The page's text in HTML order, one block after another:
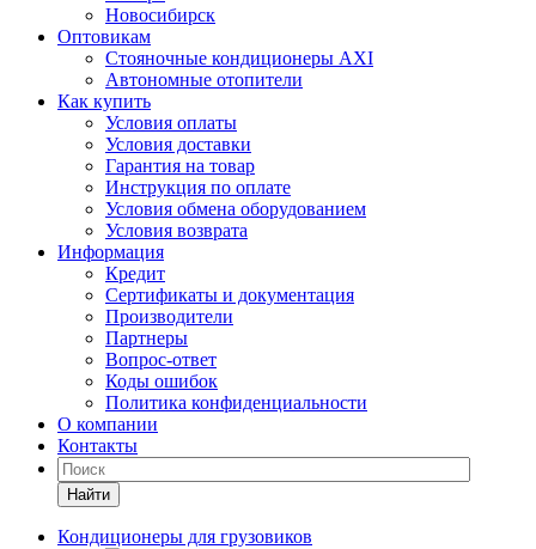
Новосибирск
Оптовикам
Стояночные кондиционеры AXI
Автономные отопители
Как купить
Условия оплаты
Условия доставки
Гарантия на товар
Инструкция по оплате
Условия обмена оборудованием
Условия возврата
Информация
Кредит
Сертификаты и документация
Производители
Партнеры
Вопрос-ответ
Коды ошибок
Политика конфиденциальности
О компании
Контакты
Найти
Кондиционеры для грузовиков